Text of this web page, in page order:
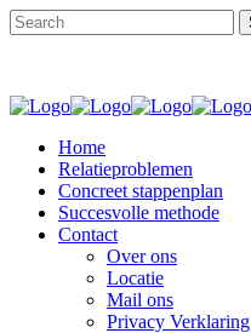
Home
Relatieproblemen
Concreet stappenplan
Succesvolle methode
Contact
Over ons
Locatie
Mail ons
Privacy Verklaring